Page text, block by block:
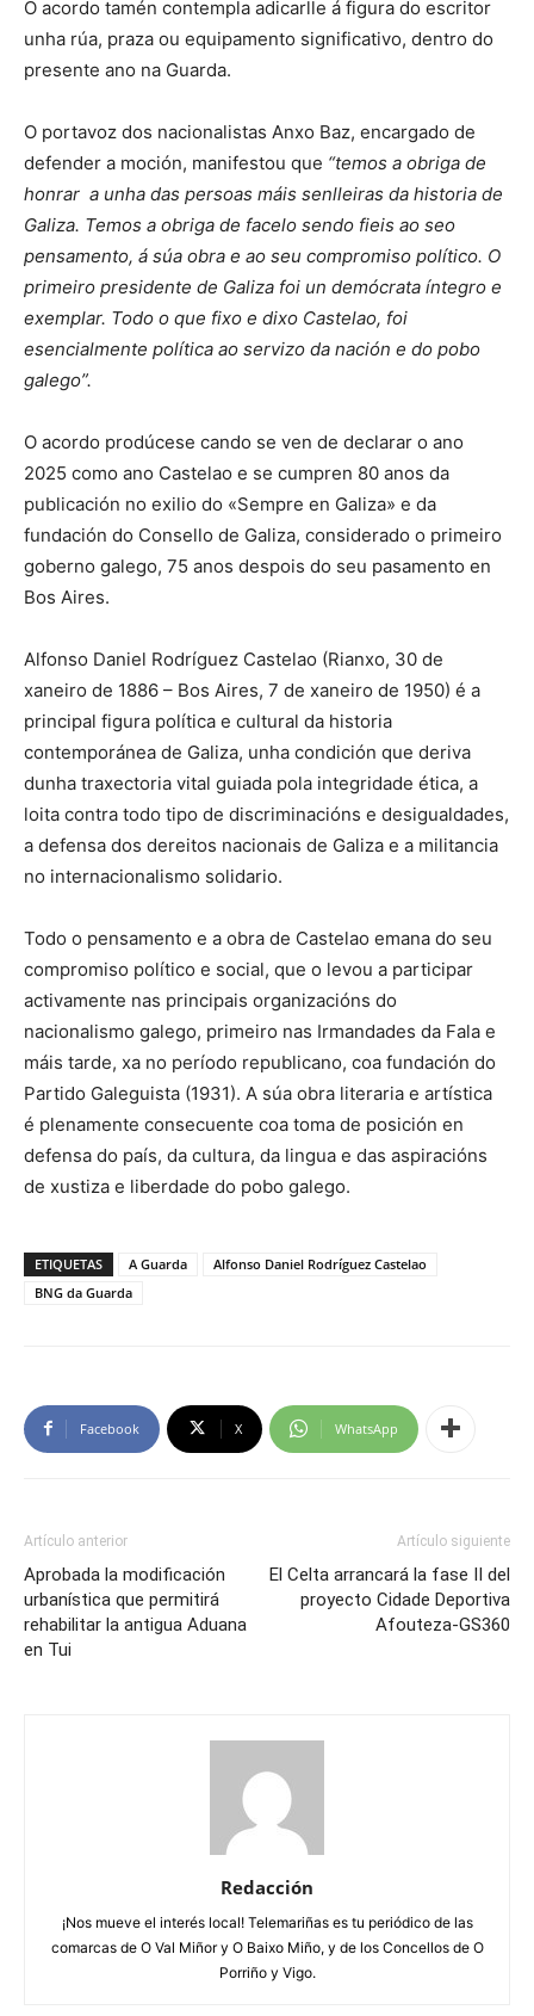
O acordo tamén contempla adicarlle á figura do escritor
unha rúa, praza ou equipamento significativo, dentro do
presente ano na Guarda.
O portavoz dos nacionalistas Anxo Baz, encargado de
defender a moción, manifestou que “temos a obriga de
honrar a unha das persoas máis senlleiras da historia de
Galiza. Temos a obriga de facelo sendo fieis ao seo
pensamento, á súa obra e ao seu compromiso político. O
primeiro presidente de Galiza foi un demócrata íntegro e
exemplar. Todo o que fixo e dixo Castelao, foi
esencialmente política ao servizo da nación e do pobo
galego”.
O acordo prodúcese cando se ven de declarar o ano
2025 como ano Castelao e se cumpren 80 anos da
publicación no exilio do «Sempre en Galiza» e da
fundación do Consello de Galiza, considerado o primeiro
goberno galego, 75 anos despois do seu pasamento en
Bos Aires.
Alfonso Daniel Rodríguez Castelao (Rianxo, 30 de
xaneiro de 1886 – Bos Aires, 7 de xaneiro de 1950) é a
principal figura política e cultural da historia
contemporánea de Galiza, unha condición que deriva
dunha traxectoria vital guiada pola integridade ética, a
loita contra todo tipo de discriminacións e desigualdades,
a defensa dos dereitos nacionais de Galiza e a militancia
no internacionalismo solidario.
Todo o pensamento e a obra de Castelao emana do seu
compromiso político e social, que o levou a participar
activamente nas principais organizacións do
nacionalismo galego, primeiro nas Irmandades da Fala e
máis tarde, xa no período republicano, coa fundación do
Partido Galeguista (1931). A súa obra literaria e artística
é plenamente consecuente coa toma de posición en
defensa do país, da cultura, da lingua e das aspiracións
de xustiza e liberdade do pobo galego.
ETIQUETAS A Guarda
Alfonso Daniel Rodríguez Castelao
BNG da Guarda
Facebook X WhatsApp
Artículo anterior
Aprobada la modificación
urbanística que permitirá
rehabilitar la antigua Aduana
en Tui
Artículo siguiente
El Celta arrancará la fase II del
proyecto Cidade Deportiva
Afouteza-GS360
Redacción
¡Nos mueve el interés local! Telemariñas es tu periódico de las
comarcas de O Val Miñor y O Baixo Miño, y de los Concellos de O
Porriño y Vigo.